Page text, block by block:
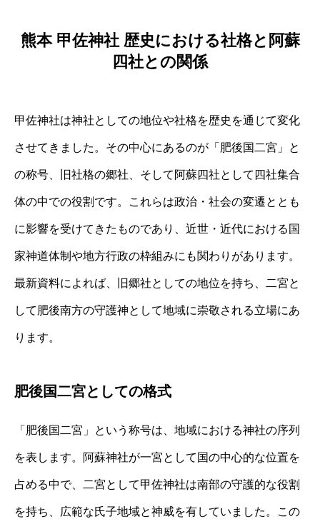
熊本 甲佐神社 歴史における社格と阿蘇
四社との関係
甲佐神社は神社としての地位や社格を歴史を通じて変化
させてきました。その中心にあるのが「肥後国二宮」と
の称号、旧社格の郷社、そして阿蘇四社として四社集合
体の中での役割です。これらは政治・社会の変遷ととも
に影響を受けてきたものであり、近世・近代における国
家神道体制や地方行政の枠組みにも関わりがあります。
最新資料によれば、旧郷社としての地位を持ち、二宮と
して肥後南方の守護神として地域に崇敬される立場にあ
ります。
肥後国二宮としての格式
「肥後国二宮」という称号は、地域における神社の序列
を表します。阿蘇神社が一宮として国の中心的な位置を
占める中で、二宮として甲佐神社は南部の守護的な役割
を持ち、広範な氏子地域と神威を有していました。この